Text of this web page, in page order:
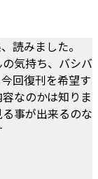
読みました。
気持ち、バシバ
回復刊を希望す
なのかは知りま
事が出来るのな